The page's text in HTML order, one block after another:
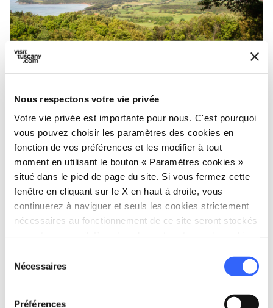
Nous respectons votre vie privée
Votre vie privée est importante pour nous. C'est pourquoi
vous pouvez choisir les paramètres des cookies en
fonction de vos préférences et les modifier à tout
moment en utilisant le bouton « Paramètres cookies »
situé dans le pied de page du site. Si vous fermez cette
fenêtre en cliquant sur le X en haut à droite, vous
continuerez à naviguer et seuls les cookies strictement
nécessaires au fonctionnement de ce site seront stockés
Nécessaires
Préférences
Parc archéologique de Populonia et Baratti - Credit:
Toscana Terra Etrusca
Surplombant en partie la bellecôte autour de
Piombino , et en partie caché par le maquis
méditerranéen, leparc archéologique de
Baratti et Populoniacouvre une grande
nécropoles et zones industrielles
dans sa
partie inférieure. En effet, à l'époque étrusque,